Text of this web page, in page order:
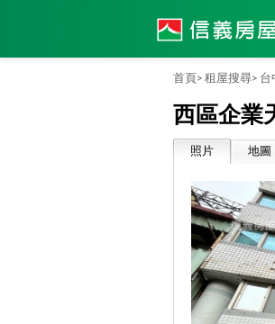
首頁> 租屋搜尋> 台
西區企業
照片 地圖